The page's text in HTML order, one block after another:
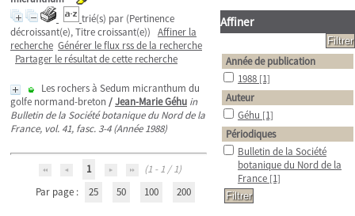
trié(s) par (Pertinence
décroissant(e), Titre croissant(e)) Affiner la
recherche Générer le flux rss de la recherche
Partager le résultat de cette recherche
Les rochers à Sedum micranthum du
golfe normand-breton /Jean-Marie Géhu in
Bulletin de la Société botanique du Nord de la
France, vol. 41, fasc. 3-4 (Année 1988)
1
(1 - 1 / 1)
Par page :
25 50 100 200
Affiner
Année de publication
1988 [1]
Auteur
Géhu [1]
Périodiques
Bulletin de la Société
botanique du Nord de la
France [1]